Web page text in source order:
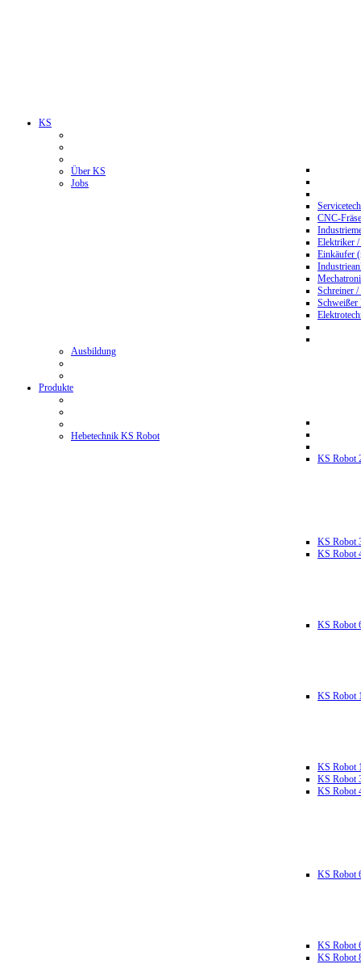
KS
Über KS
Jobs
CNC-
Elektriker
Einkäufer
Schreiner
Ausbildung
Produkte
Hebetechnik KS Robot
KS Robot
KS Robot
KS Robot
KS Robot
KS Robot
KS Robot
KS Robot
KS Robot
KS Robot
KS Robot
KS Robot